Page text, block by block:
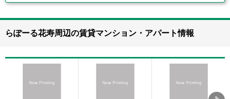
らぽーる花寿周辺の賃貸マンション・アパート情報